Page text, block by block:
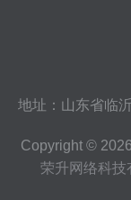
地址：山东省临
Copyright © 2026
荣升网络科技